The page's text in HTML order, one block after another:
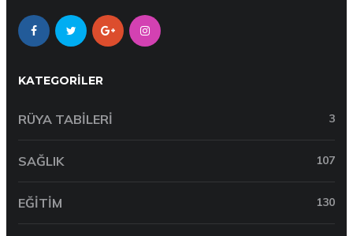
KATEGORILER
RÜYA TABILERI 3
SAĞLIK 107
EĞITIM 130